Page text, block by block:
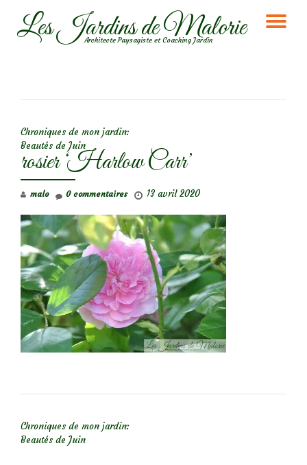
AllerLes Jardins de Malorie
Architecte Paysagiste et Coaching Jardin
Chroniques de mon jardin:
Beautés de Juin
rosier ‘Harlow Carr’
malo 13 avril 2020
0 commentaires
Chroniques de mon jardin:
Beautés de Juin